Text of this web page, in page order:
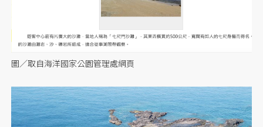
圖／取自海洋國家公園管理處網頁